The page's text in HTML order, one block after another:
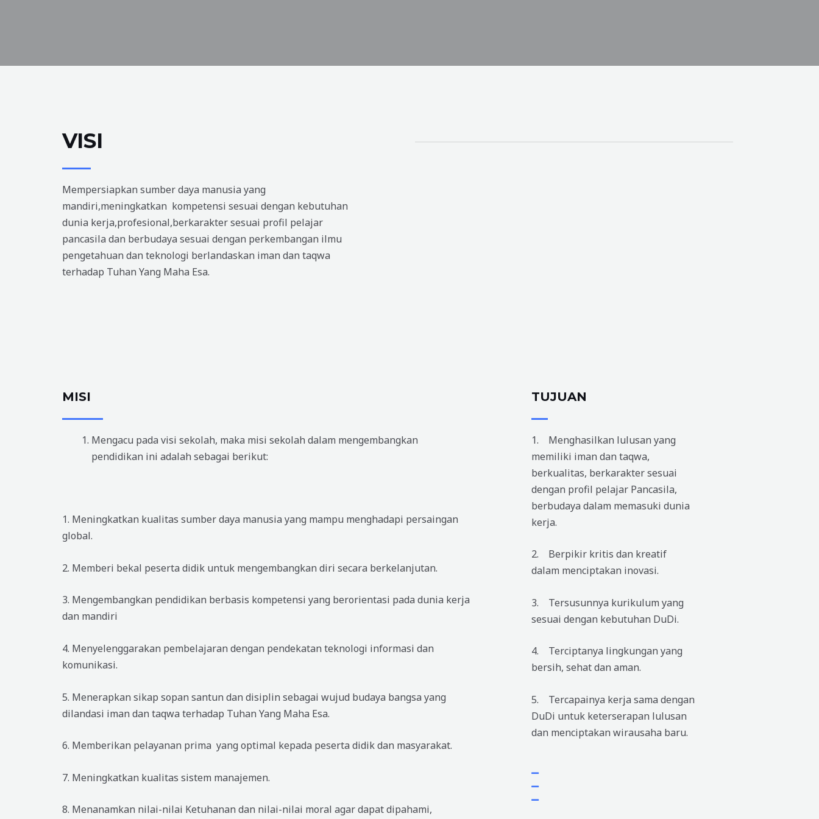
VISI
Mempersiapkan sumber daya manusia yang
mandiri,meningkatkan kompetensi sesuai dengan kebutuhan
dunia kerja,profesional,berkarakter sesuai profil pelajar
pancasila dan berbudaya sesuai dengan perkembangan ilmu
pengetahuan dan teknologi berlandaskan iman dan taqwa
terhadap Tuhan Yang Maha Esa.
MISI
Mengacu pada visi sekolah, maka misi sekolah dalam mengembangkan
pendidikan ini adalah sebagai berikut:
1. Meningkatkan kualitas sumber daya manusia yang mampu menghadapi persaingan
global.
2. Memberi bekal peserta didik untuk mengembangkan diri secara berkelanjutan.
3. Mengembangkan pendidikan berbasis kompetensi yang berorientasi pada dunia kerja
dan mandiri
4. Menyelenggarakan pembelajaran dengan pendekatan teknologi informasi dan
komunikasi.
5. Menerapkan sikap sopan santun dan disiplin sebagai wujud budaya bangsa yang
dilandasi iman dan taqwa terhadap Tuhan Yang Maha Esa.
6. Memberikan pelayanan prima yang optimal kepada peserta didik dan masyarakat.
7. Meningkatkan kualitas sistem manajemen.
8. Menanamkan nilai-nilai Ketuhanan dan nilai-nilai moral agar dapat dipahami,
TUJUAN
1. Menghasilkan lulusan yang
memiliki iman dan taqwa,
berkualitas, berkarakter sesuai
dengan profil pelajar Pancasila,
berbudaya dalam memasuki dunia
kerja.
2. Berpikir kritis dan kreatif
dalam menciptakan inovasi.
3. Tersusunnya kurikulum yang
sesuai dengan kebutuhan DuDi.
4. Terciptanya lingkungan yang
bersih, sehat dan aman.
5. Tercapainya kerja sama dengan
DuDi untuk keterserapan lulusan
dan menciptakan wirausaha baru.